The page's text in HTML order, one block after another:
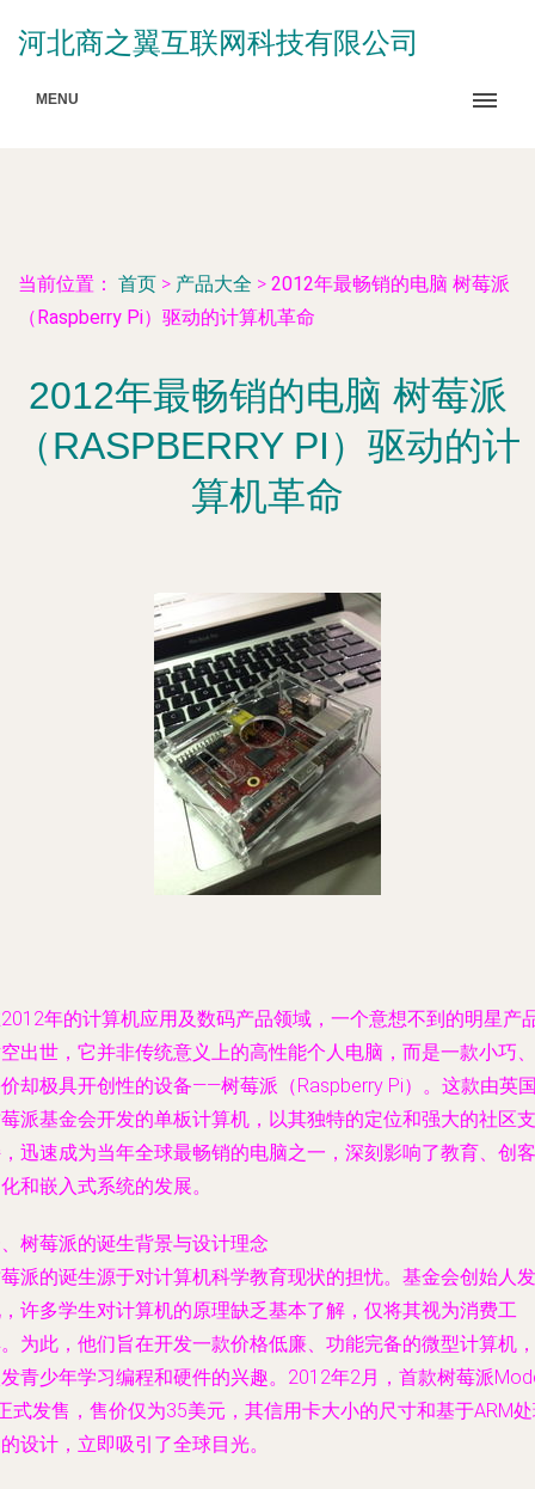
河北商之翼互联网科技有限公司
MENU
当前位置： 首页 > 产品大全 > 2012年最畅销的电脑 树莓派
（Raspberry Pi）驱动的计算机革命
2012年最畅销的电脑 树莓派
（RASPBERRY PI）驱动的计
算机革命
年的计算机应用及数码产品领域，一个意想不到的明星产
出世，它并非传统意义上的高性能个人电脑，而是一款小巧、
却极具开创性的设备——树莓派（Raspberry Pi）。这款由英
派基金会开发的单板计算机，以其独特的定位和强大的社区支
迅速成为当年全球最畅销的电脑之一，深刻影响了教育、创客
和嵌入式系统的发展。
树莓派的诞生背景与设计理念
派的诞生源于对计算机科学教育现状的担忧。基金会创始人发
许多学生对计算机的原理缺乏基本了解，仅将其视为消费工
为此，他们旨在开发一款价格低廉、功能完备的微型计算机，
青少年学习编程和硬件的兴趣。2012年2月，首款树莓派
式发售，售价仅为35美元，其信用卡大小的尺寸和基于ARM
设计，立即吸引了全球目光。